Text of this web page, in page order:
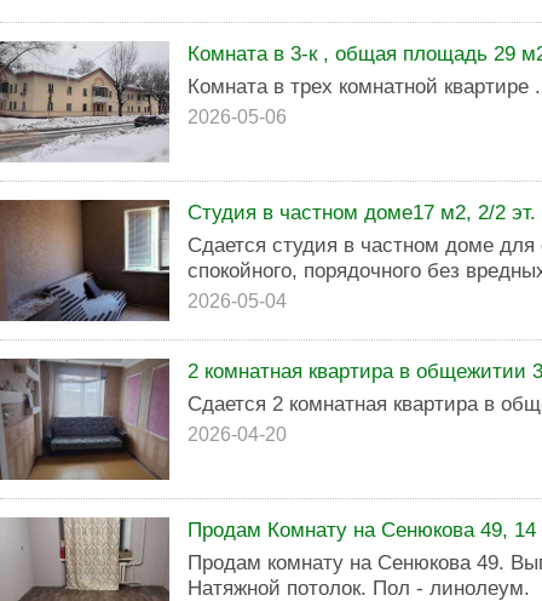
Комната в 3-к , общая площадь 29
Комната в трех комнатной квартире .
2026-05-06
Студия в частном доме17 м2, 2/2 эт.
Сдается студия в частном доме для
спокойного, порядочного без
2026-05-04
2 комнатная квартира в общежитии
Сдается 2 комнатная квартира в
2026-04-20
Продам Комнату на Сенюкова 49, 14
Продам комнату на Сенюкова 49.
Натяжной потолок. Пол - линолеум.